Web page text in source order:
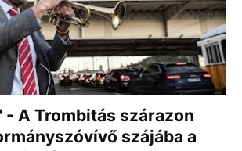
- A Trombitás szárazon
szájába a